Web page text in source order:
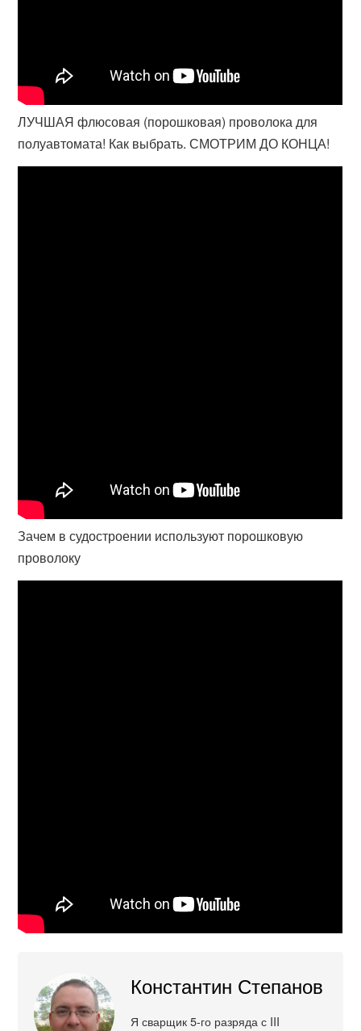
ЛУЧШАЯ флюсовая (порошковая) проволока для
полуавтомата! Как выбрать. СМОТРИМ ДО КОНЦА!
Зачем в судостроении используют порошковую
проволоку
Константин Степанов
Я сварщик 5-го разряда с III